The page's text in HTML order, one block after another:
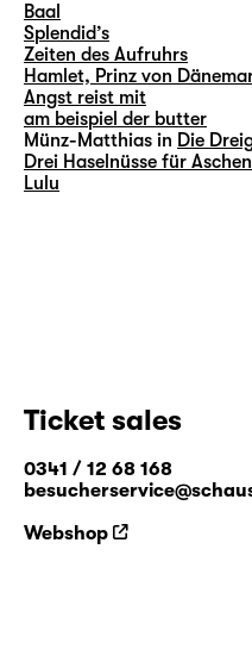
Baal
Splendid’s
Zeiten des Aufruhrs
Hamlet, Prinz von
Angst reist mit
am beispiel der butter
Münz-Matthias in Die
Drei Haselnüsse für
Lulu
Ticket sales
0341 / 12 68 168
Webshop